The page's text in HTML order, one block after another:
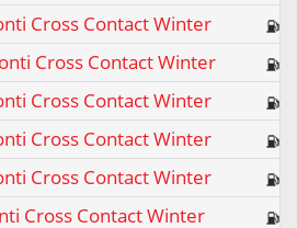
Cross Contact Winter
Cross Contact Winter
Cross Contact Winter
Cross Contact Winter
Cross Contact Winter
Cross Contact Winter